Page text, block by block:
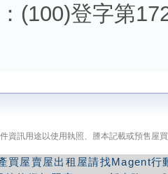
(100)登字第
資訊用途以使用執照、謄本記載或預售屋
買屋賣屋出租屋請找Magent